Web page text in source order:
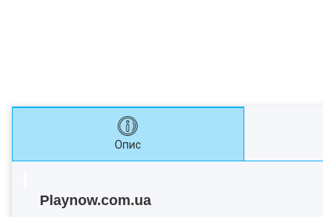
Опис
Playnow.com.ua